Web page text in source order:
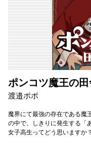
ポンコツ魔王の
渡邉ポポ
魔界にて最強の存在である魔
の中で、しきりに発生する
女子高生ってどう思いますか